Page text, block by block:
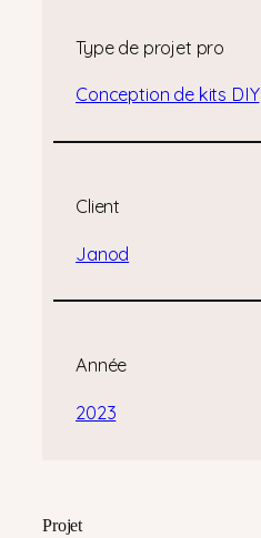
Type de projet pro
Conception de kits DIY
Client
Janod
Année
2023
Projet